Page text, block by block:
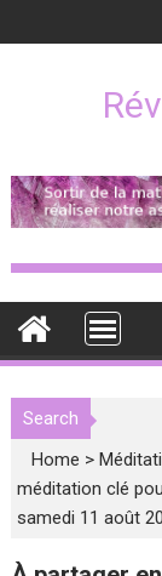
to
Search
Home >
méditation clé
samedi 11 août